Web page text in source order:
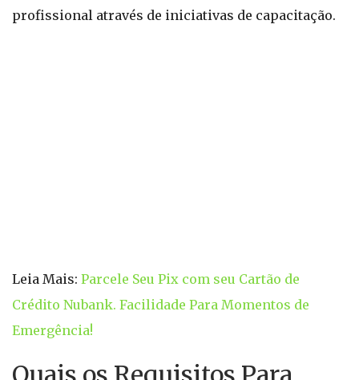
profissional através de iniciativas de capacitação.
Leia Mais: Parcele Seu Pix com seu Cartão de
Crédito Nubank. Facilidade Para Momentos de
Emergência!